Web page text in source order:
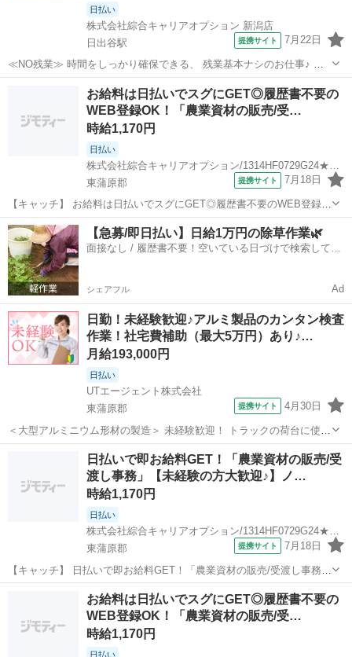
日払い
株式会社綜合キャリアオプション 新潟店
日出谷駅
提携サイト 7月22日
≪NO残業≫ 時間をしっかり確保できる、 残業基本ナシのお仕事♪ オ
ンとオフをきっちり切り替えたい方にオススメ！ ≪完全週休二日制≫
週末は家族や友人と一緒にプライベート満喫！ ≪ラクラク制服アリ≫
制服があるので、 毎日の...
東蒲原郡 日出谷駅
お給料は日払いでスグにGET◎履歴書不要の
WEB登録OK！「農業資材の販売/受…
時給1,170円
日払い
東蒲原郡
提携サイト 7月18日
【キャッチ】 お給料は日払いでスグにGET◎履歴書不要のWEB登録
OK！「農業資材の販売/受渡し事務」高時給1170円！日出谷周辺！20
代～40代のスタッフが多数活躍中★ 【コメント】 製造のお仕事が豊富
★未経験で働いてみ...
新潟 東蒲原郡 工場
【急募/即日払い】日給1万円の除草作業🌿
面接なし / 履歴書不要！空いている日づけで検索して即
シェアフル Ad
日勤！未経験歓迎♪アルミ製品のカンタン検査
作業！社宅費補助（最大5万円）あり♪…
月給193,000円
日払い
UTエージェント株式会社
東蒲原郡
提携サイト 4月30日
＜大型アルミニウム形材の製造＞ 未経験歓迎！ トラックの荷台に使用
するアルミニウム形材の製造★ 身体を動かすことが好きな方にオスス
メのお仕事です◎ ＜具体的には…＞ ◆機械オペレーター ⇒加工機に
て加工処理作業をおこな...
東蒲原郡 工場
日払いで即お給料GET！「農業資材の販売/受
渡し事務」【未経験の方大歓迎♪】ノ…
時給1,170円
日払い
株式会社綜合キャリアオプション/1314HF0729G24★91-N
東蒲原郡
提携サイト 7月18日
【キャッチ】 日払いで即お給料GET！「農業資材の販売/受渡し事務」
【未経験の方大歓迎♪】ノー残業でフリータイム！土日祝休み！高時給
けど大丈夫かな・・...
東蒲原郡 工場
お給料は日払いでスグにGET◎履歴書不要の
WEB登録OK！「農業資材の販売/受…
時給1,170円
日払い